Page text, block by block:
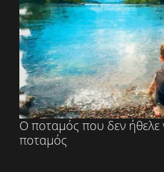
Ο ποταμός που δεν ήθελε
ποταμός